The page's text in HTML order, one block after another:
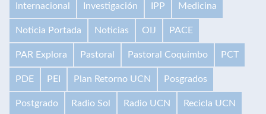
Internacional Investigación IPP Medicina
Noticia Portada Noticias OIJ PACE
PAR Explora Pastoral Pastoral Coquimbo PCT
PDE PEI Plan Retorno UCN Posgrados
Postgrado Radio Sol Radio UCN Recicla UCN